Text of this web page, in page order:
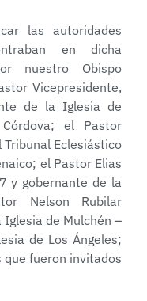
las autoridades
en dicha
nuestro Obispo
Vicepresidente,
de la Iglesia de
el Pastor
Eclesiástico
el Pastor Elias
y gobernante de la
Nelson Rubilar
de Mulchén –
de Los Ángeles;
fueron invitados